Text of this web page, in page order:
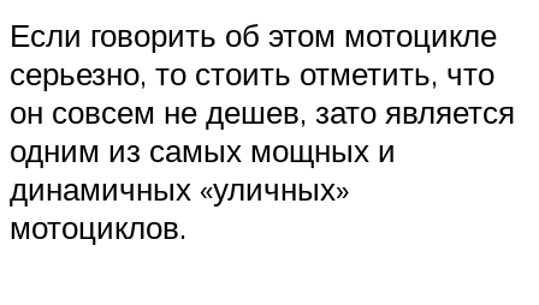
Если говорить об этом мотоцикле
серьезно, то стоить отметить, что
он совсем не дешев, зато является
одним из самых мощных и
динамичных «уличных»
мотоциклов.